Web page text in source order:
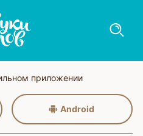
приложении
Android